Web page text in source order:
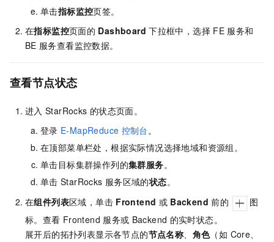
单击指标监控页签。
在指标监控页面的 Dashboard 下拉框中，选择 FE 服务和
BE 服务查看监控数据。
查看节点状态
进入 StarRocks 的状态页面。
登录 E-MapReduce 控制台。
在顶部菜单栏处，根据实际情况选择地域和资源组 。
单击目标集群操作列的集群服务。
单击 StarRocks 服务区域的状态。
在组件列表区域，单击 Frontend 或 Backend 前的
图
标。查看 Frontend 服务或 Backend 的实时状态。
展开后的拓扑列表显示各节点的节点名称、 角色（如 Core、